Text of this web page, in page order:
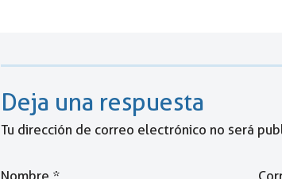
Deja una respuesta
Tu dirección de correo electrónico no será